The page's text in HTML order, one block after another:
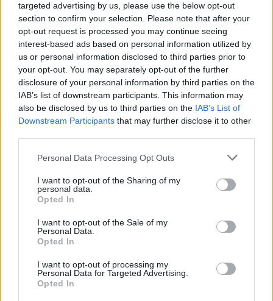
targeted advertising by us, please use the below opt-out
section to confirm your selection. Please note that after your
opt-out request is processed you may continue seeing
interest-based ads based on personal information utilized by
us or personal information disclosed to third parties prior to
your opt-out. You may separately opt-out of the further
disclosure of your personal information by third parties on the
IAB’s list of downstream participants. This information may
also be disclosed by us to third parties on the IAB’s List of
Downstream Participants that may further disclose it to other
Personal Data Processing Opt Outs
I want to opt-out of the Sharing of my
personal data.
Opted In
I want to opt-out of the Sale of my
Personal Data.
Opted In
I want to opt-out of processing my
Personal Data for Targeted Advertising.
Opted In
TRAPANI (ITALPRESS) – Omicidio-suicidio nel trapanese.
Gli agenti della squadra Mobile di Trapani hanno chiuso il cerchio
attorno a una tragica vicenda. Dopo aver identificato il corpo di un
uomo, di 42 anni, che si è sparato e lanciato giù da un viadotto
sulla A29 nei pressi di Castellamare del Golfo, come riferito da un
testimone oculare, sono partite le indagini. L’uomo aveva
per un’azienda agricola in contrada Ferla, al confine tra Marsala e
Mazara del Vallo e in tarda serata il corpo della 39enne, è stato
trovato all’interno di una masseria. Secondo gli inquirenti la donna
sarebbe stata uccisa con diversi colpi d’arma da fuoco. Il
magistrato ha disposto l’autopsia. Sono ancora in corso le indagini
per risalire alle cause che hanno portato al folle gesto. I due
– foto: ufficio stampa Polizia –